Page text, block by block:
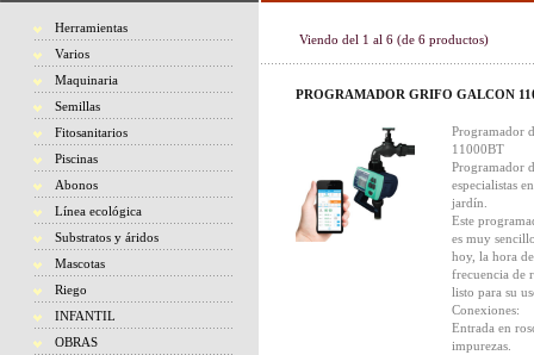
Herramientas
Varios
Maquinaria
Semillas
Fitosanitarios
Piscinas
Abonos
Línea ecológica
Substratos y áridos
Mascotas
Riego
INFANTIL
OBRAS
Viendo del 1 al 6 (de 6 productos)
PROGRAMADOR GRIFO GALCON
Programador
11000BT
Programador
especialistas
jardín.
Este
es muy
hoy, la hora
frecuencia de
listo para su
Conexiones:
Entrada en
impurezas.